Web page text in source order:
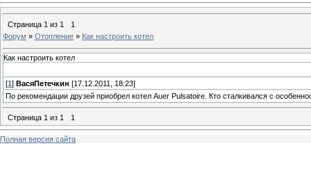
Страница 1 из 1
1
Форум » Отопление » Как настроить котел
Как настроить котел
[1 ] ВасяПетечкин [17.12.2011, 18:23]
По рекомендации друзей приобрел котел Auer Pulsatoire. Кто сталкивался с
Страница 1 из 1 1
Полная версия сайта